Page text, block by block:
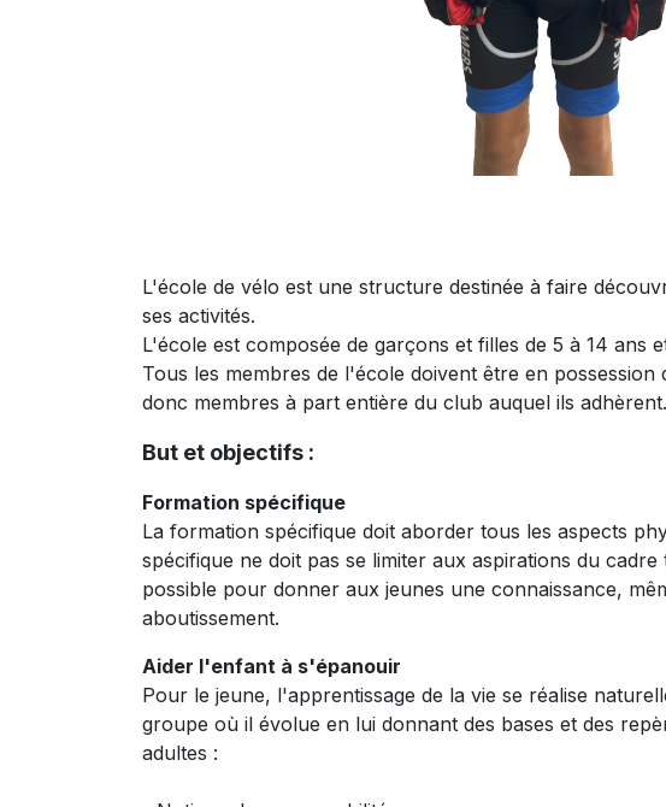
L'école de vélo est une structure destinée à faire
ses activités.
L'école est composée de garçons et filles de 5 à 14 ans
Tous les membres de l'école doivent être en
donc membres à part entière du club auquel ils adhèrent.
But et objectifs :
Formation spécifique
La formation spécifique doit aborder tous les aspects
spécifique ne doit pas se limiter aux aspirations du
possible pour donner aux jeunes une connaissance,
aboutissement.
Aider l'enfant à s'épanouir
Pour le jeune, l'apprentissage de la vie se réalise
groupe où il évolue en lui donnant des bases et des
adultes :